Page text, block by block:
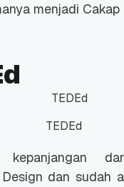
menjadi
TEDEd
Design dan sudah